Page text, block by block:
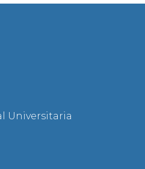
Universitaria